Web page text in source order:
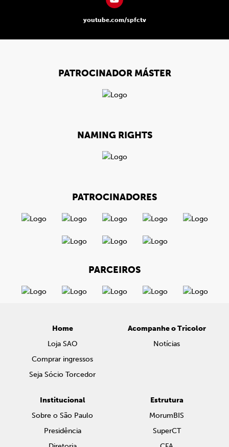
youtube.com/spfctv
PATROCINADOR MÁSTER
NAMING RIGHTS
PATROCINADORES
PARCEIROS
Home
Loja SAO
Comprar ingressos
Seja Sócio Torcedor
Acompanhe o Tricolor
Notícias
Institucional
Sobre o São Paulo
Presidência
Estrutura
MorumBIS
SuperCT